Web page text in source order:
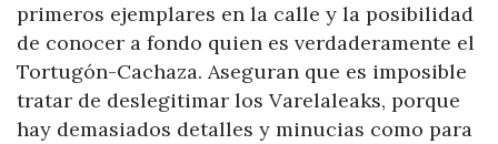
primeros ejemplares en la calle y la posibilidad
de conocer a fondo quien es verdaderamente el
Tortugón-Cachaza. Aseguran que es imposible
tratar de deslegitimar los Varelaleaks, porque
hay demasiados detalles y minucias como para